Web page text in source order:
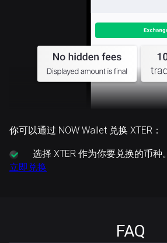
你可以通过 NOW Wallet 兑换 XTER：
选择 XTER 作为你要兑换的币种。
立即兑换
FAQ